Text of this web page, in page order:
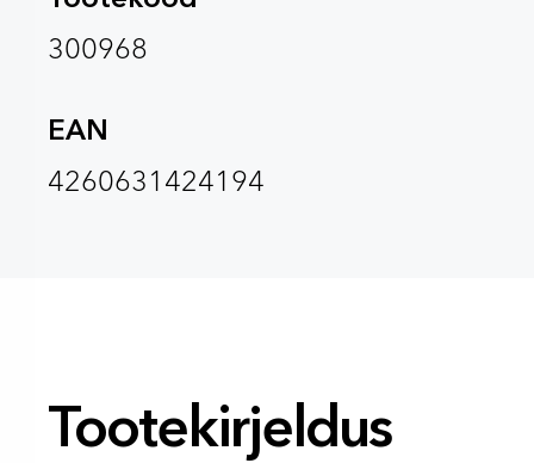
300968
EAN
4260631424194
Tootekirjeldus